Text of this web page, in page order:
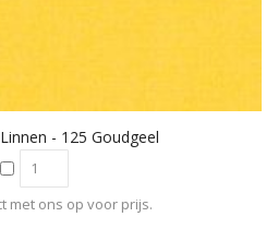
- 125 Goudgeel
met ons op voor prijs.